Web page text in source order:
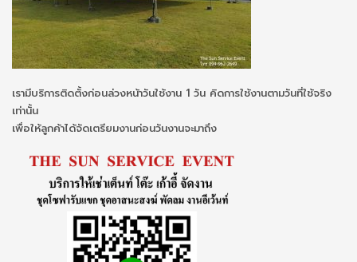
เรามีบริการติดตั้งก่อนล่วงหน้าวันใช้งาน 1 วัน คิดการใช้งานตามวันที่ใช้จริง
เท่านั้น
เพื่อให้ลูกค้าได้จัดเตรียมงานก่อนวันงานจะมาถึง